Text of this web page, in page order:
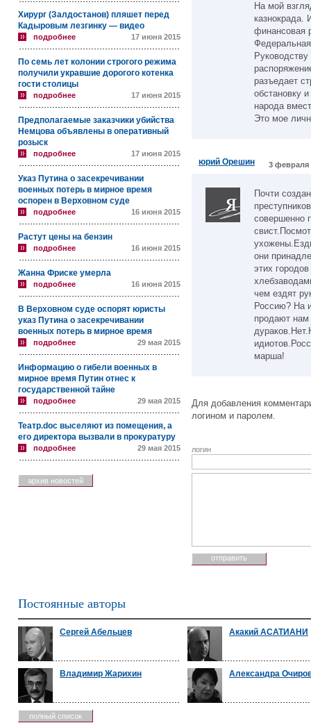
Хирург (Залдостанов) пляшет перед
Кадыровым лезгинку — видео
подробнее 17 июня 2015
По семь лет колонии строгого режима
получили укравшие дорогого котенка
гости столицы
подробнее 17 июня 2015
Предполагаемые заказчики убийства
Немцова объявлены в оперативный
розыск
подробнее 17 июня 2015
Указ Путина о засекречивании
военных потерь в мирное время
оспорен в Верховном суде
подробнее 16 июня 2015
Растут цены на бензин
подробнее 16 июня 2015
Жанна Фриске умерла
подробнее 16 июня 2015
В Верховном суде оспорят юристы
указ Путина о засекречивании
военных потерь в мирное время
подробнее 29 мая 2015
Информацию о гибели военных в
мирное время Путин отнес к
государственной тайне
подробнее 29 мая 2015
Театр.doc выселяют из помещения, а
его директора вызвали в прокуратуру
подробнее 29 мая 2015
архив новостей
На мой
казнокрада.
финансовая
разъедает
обстановку
народа
Это мое
юрий Орешин 3 февраля
Почти
совершенно
они
этих
чем ездят
Россию? На
продают
марша!
Для добавления
логином и паролем.
логин
Постоянные авторы
Сергей Абельцев Акакий АСАТИАНИ
Владимир Жарихин Александра
полный список